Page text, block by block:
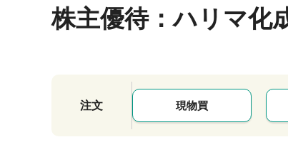
株主優待：ハリマ化
注文 現物買